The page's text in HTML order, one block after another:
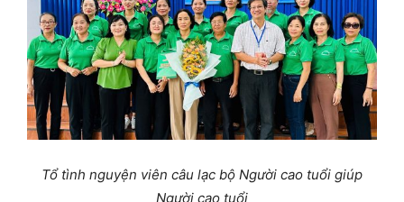
Tổ tình nguyện viên câu lạc bộ Người cao tuổi giúp
Người cao tuổi